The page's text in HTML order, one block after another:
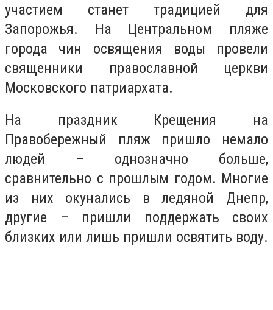
участием станет традицией для
Запорожья. На Центральном пляже
города чин освящения воды провели
священники православной церкви
Московского патриархата.
На праздник Крещения на
Правобережный пляж пришло немало
людей – однозначно больше,
сравнительно с прошлым годом. Многие
из них окунались в ледяной Днепр,
другие – пришли поддержать своих
близких или лишь пришли освятить воду.